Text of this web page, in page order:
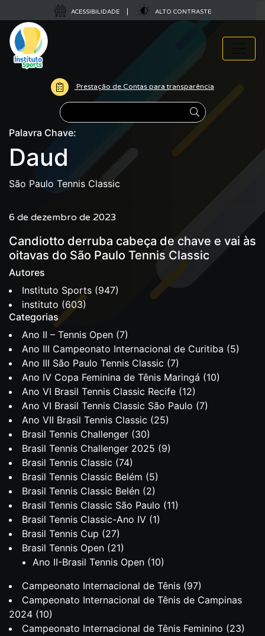
ACESSIBILIDADE ALTO CONTRASTE
Prestação de Contas para transparência
Pesquisar
Palavra Chave:
Daud
São Paulo Tennis Classic
6 de dezembro de 2023
Candiotto derruba cabeça de chave e vai às
oitavas do São Paulo Tennis Classic
Autores
Instituto Sports (947)
instituto (603)
Categorias
Ano II – Tennis Open (7)
Ano III Campeonato Internacional de Curitiba (5)
Ano III São Paulo Tennis Classic (7)
Ano IV Copa Feminina de Tênis Maringá (10)
Ano VI Brasil Tennis Classic Recife (12)
Ano VI Brasil Tennis Classic São Paulo (7)
Ano VII Brasil Tennis Classic (25)
Brasil Tennis Challenger (30)
Brasil Tennis Challenger 2025 (9)
Brasil Tennis Classic (74)
Brasil Tennis Classic Belém (5)
Brasil Tennis Classic Belén (2)
Brasil Tennis Classic São Paulo (11)
Brasil Tennis Classic-Ano IV (1)
Brasil Tennis Cup (27)
Brasil Tennis Open (21)
Ano II-Brasil Tennis Open (10)
Campeonato Internacional de Tênis (97)
Campeonato Internacional de Tênis de Campinas
2024 (10)
Campeonato Internacional de Tênis Feminino (23)